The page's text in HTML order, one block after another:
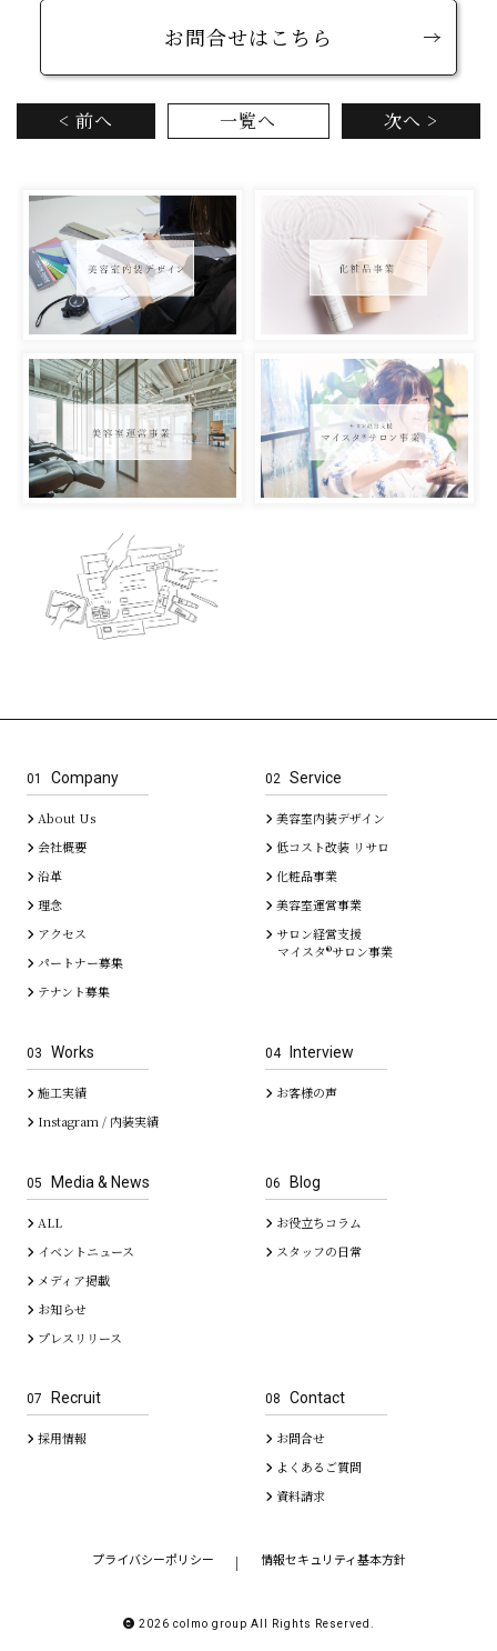
お問合せはこちら
< 前へ 一覧へ 次へ >
01 Company
About Us
会社概要
沿革
理念
アクセス
パートナー募集
テナント募集
02 Service
美容室内装デザイン
低コスト改装 リサロ
化粧品事業
美容室運営事業
サロン経営支援
マイスタ®サロン事業
03 Works
施工実績
Instagram / 内装実績
04 Interview
お客様の声
05 Media & News
ALL
イベントニュース
メディア掲載
お知らせ
プレスリリース
06 Blog
お役立ちコラム
スタッフの日常
07 Recruit
採用情報
08 Contact
お問合せ
よくあるご質問
資料請求
プライバシーポリシー ｜ 情報セキュリティ基本方針
2026 colmo group All Rights Reserved.